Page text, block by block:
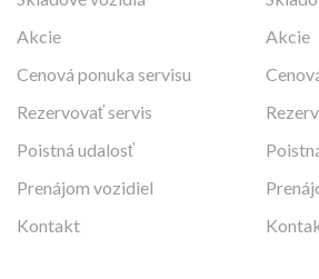
Akcie
Cenová ponuka servisu
Rezervovať servis
Poistná udalosť
Prenájom vozidiel
Kontakt
Akcie